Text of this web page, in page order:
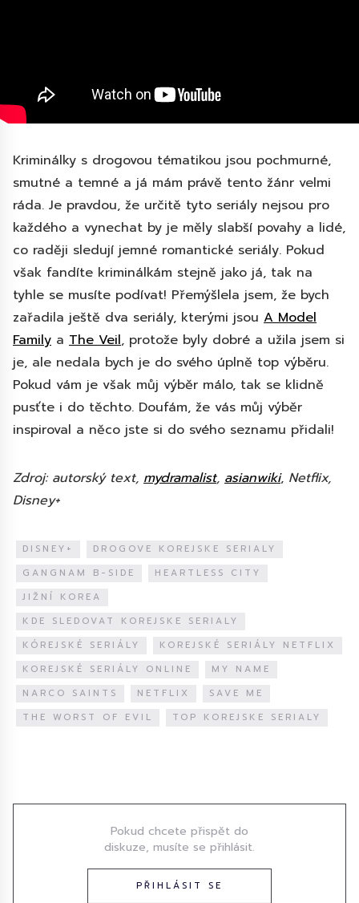
Kriminálky s drogovou tématikou jsou pochmurné,
smutné a temné a já mám právě tento žánr velmi
ráda. Je pravdou, že určitě tyto seriály nejsou pro
každého a vynechat by je měly slabší povahy a lidé,
co raději sledují jemné romantické seriály. Pokud
však fandíte kriminálkám stejně jako já, tak na
tyhle se musíte podívat! Přemýšlela jsem, že bych
zařadila ještě dva seriály, kterými jsou A Model
Family a The Veil, protože byly dobré a užila jsem si
je, ale nedala bych je do svého úplně top výběru.
Pokud vám je však můj výběr málo, tak se klidně
pusťte i do těchto. Doufám, že vás můj výběr
inspiroval a něco jste si do svého seznamu přidali!
Zdroj: autorský text, mydramalist, asianwiki, Netflix,
Disney+
DISNEY+
DROGOVE KOREJSKE SERIALY
GANGNAM B-SIDE
HEARTLESS CITY
JIŽNÍ KOREA
KDE SLEDOVAT KOREJSKE SERIALY
KÓREJSKÉ SERIÁLY
KOREJSKÉ SERIÁLY NETFLIX
KOREJSKÉ SERIÁLY ONLINE
MY NAME
NARCO SAINTS
NETFLIX
SAVE ME
THE WORST OF EVIL
TOP KOREJSKE SERIALY
Pokud chcete přispět do
diskuze, musíte se přihlásit.
PŘIHLÁSIT SE